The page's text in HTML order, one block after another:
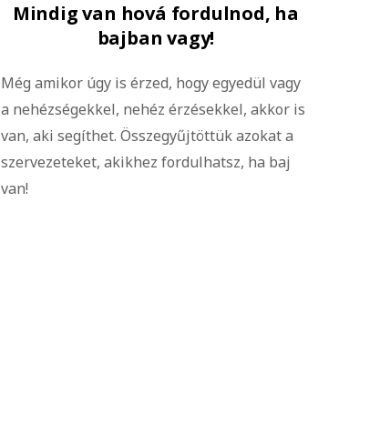
Mindig van hová fordulnod, ha
bajban vagy!
Még amikor úgy is érzed, hogy egyedül vagy
a nehézségekkel, nehéz érzésekkel, akkor is
van, aki segíthet. Összegyűjtöttük azokat a
szervezeteket, akikhez fordulhatsz, ha baj
van!